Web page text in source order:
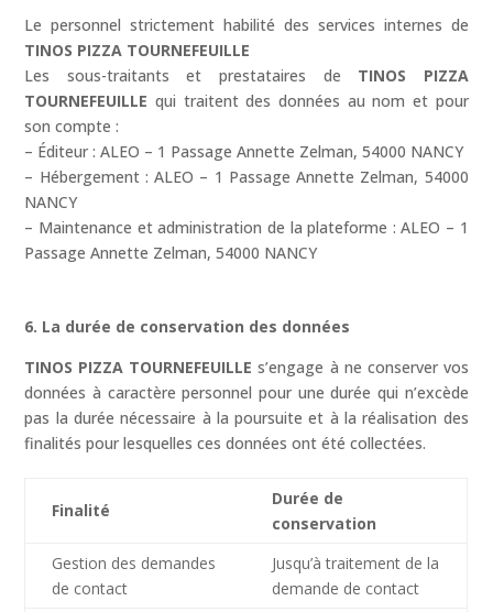
Le personnel strictement habilité des services internes de
TINOS PIZZA TOURNEFEUILLE
Les sous-traitants et prestataires de TINOS PIZZA
TOURNEFEUILLE qui traitent des données au nom et pour
son compte :
– Éditeur : ALEO – 1 Passage Annette Zelman, 54000 NANCY
– Hébergement : ALEO – 1 Passage Annette Zelman, 54000
NANCY
– Maintenance et administration de la plateforme : ALEO – 1
Passage Annette Zelman, 54000 NANCY
6. La durée de conservation des données
TINOS PIZZA TOURNEFEUILLE s’engage à ne conserver vos
données à caractère personnel pour une durée qui n’excède
pas la durée nécessaire à la poursuite et à la réalisation des
finalités pour lesquelles ces données ont été collectées.
Finalité
Durée de
conservation
Gestion des demandes
de contact
Jusqu’à traitement de la
demande de contact